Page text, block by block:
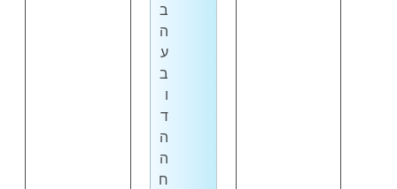
ב
ה
ע
ב
ו
ד
ה
ה
ח